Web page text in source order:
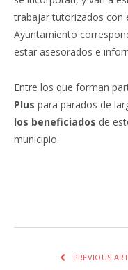
trabajar tutorizados con
Ayuntamiento
estar asesorados e
Entre los que forman
Plus para parados de
los beneficiados de
municipio.
PREVIOUS